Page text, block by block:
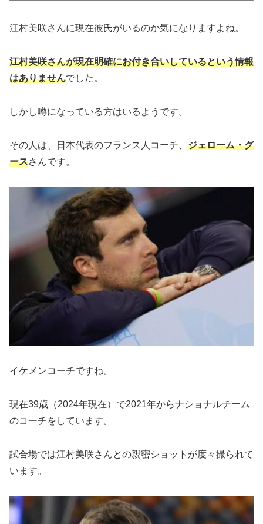
江村美咲さんに現在彼氏がいるのか気になりますよね。
江村美咲さんが現在明確にお付き合いしているという情報
はありませんでした。
しかし噂になっている方はいるようです。
その人は、日本代表のフランス人コーチ、 ジェローム・グ
ースさんです。
イケメンコーチですね。
現在39歳（2024年現在）で2021年からナショナルチーム
のコーチをしています。
試合場では江村美咲さんとの親密ショットが度々撮られて
います。